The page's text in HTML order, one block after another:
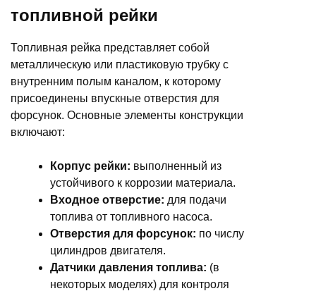
топливной рейки
Топливная рейка представляет собой
металлическую или пластиковую трубку с
внутренним полым каналом, к которому
присоединены впускные отверстия для
форсунок. Основные элементы конструкции
включают:
Корпус рейки: выполненный из
устойчивого к коррозии материала.
Входное отверстие: для подачи
топлива от топливного насоса.
Отверстия для форсунок: по числу
цилиндров двигателя.
Датчики давления топлива: (в
некоторых моделях) для контроля